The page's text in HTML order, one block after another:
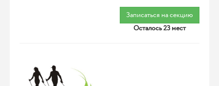
Записаться на секцию
Осталось 23 мест